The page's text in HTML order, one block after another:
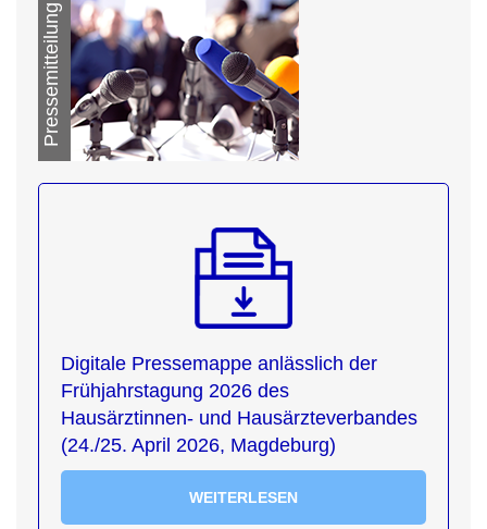
Pressemitteilung
Digitale Pressemappe anlässlich der
Frühjahrstagung 2026 des
Hausärztinnen- und Hausärzteverbandes
(24./25. April 2026, Magdeburg)
WEITERLESEN